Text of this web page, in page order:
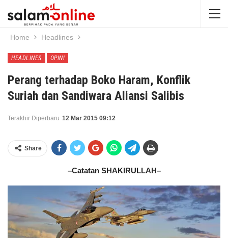
Home Headlines
HEADLINES OPINI
Perang terhadap Boko Haram, Konflik
Suriah dan Sandiwara Aliansi Salibis
Terakhir Diperbaru 12 Mar 2015 09:12
Share
–Catatan SHAKIRULLAH–